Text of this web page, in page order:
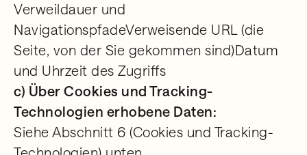
Verweildauer und
NavigationspfadeVerweisende URL (die
Seite, von der Sie gekommen sind)Datum
und Uhrzeit des Zugriffs
c) Über Cookies und Tracking-
Technologien erhobene Daten:
Siehe Abschnitt 6 (Cookies und Tracking-